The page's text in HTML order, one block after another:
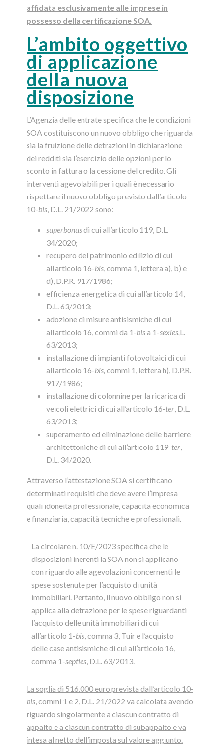
affidata esclusivamente alle imprese in
possesso della certificazione SOA.
L’ambito oggettivo
di applicazione
della nuova
disposizione
L’Agenzia delle entrate specifica che le condizioni
SOA costituiscono un nuovo obbligo che riguarda
sia la fruizione delle detrazioni in dichiarazione
dei redditi sia l’esercizio delle opzioni per lo
sconto in fattura o la cessione del credito. Gli
interventi agevolabili per i quali è necessario
rispettare il nuovo obbligo previsto dall’articolo
10-bis , D.L. 21/2022 sono:
superbonusdi cui all’articolo 119, D.L.
34/2020;
recupero del patrimonio edilizio di cui
all’articolo 16-bis , comma 1, lettera a), b) e
d), D.P.R. 917/1986;
efficienza energetica di cui all’articolo 14,
D.L. 63/2013;
adozione di misure antisismiche di cui
all’articolo 16, commi da 1-bisa 1-sexies, L.
63/2013;
installazione di impianti fotovoltaici di cui
all’articolo 16-bis, commi 1, lettera h), D.P.R.
917/1986;
installazione di colonnine per la ricarica di
veicoli elettrici di cui all’articolo 16-ter , D.L.
63/2013;
superamento ed eliminazione delle barriere
architettoniche di cui all’articolo 119-ter
D.L. 34/2020.
Attraverso l’attestazione SOA si certificano
determinati requisiti che deve avere l’impresa
quali idoneità professionale, capacità economica
e finanziaria, capacità tecniche e professionali.
La circolare n. 10/E/2023 specifica che le
disposizioni inerenti la SOA non si applicano
con riguardo alle agevolazioni concernenti le
spese sostenute per l’acquisto di unità
immobiliari. Pertanto, il nuovo obbligo non si
applica alla detrazione per le spese riguardanti
l’acquisto delle unità immobiliari di cui
all’articolo 1-bis , comma 3, Tuir e l’acquisto
delle case antisismiche di cui all’articolo 16,
comma 1-septies , D.L. 63/2013.
La soglia di 516.000 euro prevista dall’articolo 10-
bis , commi 1 e 2, D.L. 21/2022 va calcolata avendo
riguardo singolarmente a ciascun contratto di
appalto e a ciascun contratto di subappalto e va
intesa al netto dell’imposta sul valore aggiunto.